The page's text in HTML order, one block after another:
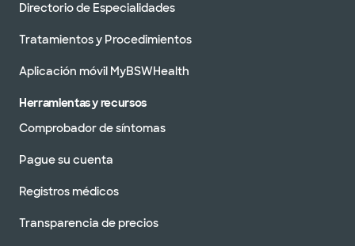
Directorio de Especialidades
Tratamientos y Procedimientos
Aplicación móvil MyBSWHealth
Herramientas y recursos
Comprobador de síntomas
Pague su cuenta
Registros médicos
Transparencia de precios